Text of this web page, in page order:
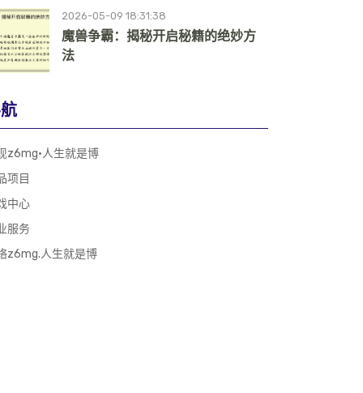
2026-05-09 18:31:38
魔兽争霸：揭秘开启秘籍的绝妙方
法
z6mg·人生就是博
项目
中心
服务
z6mg.人生就是博